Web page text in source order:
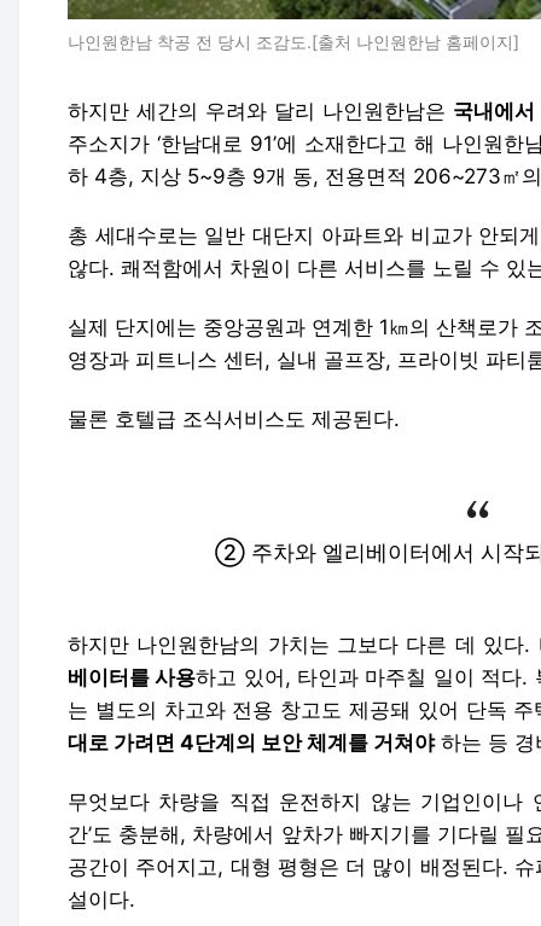
나인원한남 착공 전 당시 조감도.[출처 나인원한남 홈페이지]
하지만 세간의 우려와 달리 나인원한남은 국내에서
주소지가 ‘한남대로 91’에 소재한다고 해 나인원
하 4층, 지상 5~9층 9개 동, 전용면적 206~273㎡
총 세대수로는 일반 대단지 아파트와 비교가 안되
않다. 쾌적함에서 차원이 다른 서비스를 노릴 수 있
실제 단지에는 중앙공원과 연계한 1㎞의 산책로가
영장과 피트니스 센터, 실내 골프장, 프라이빗 파티
물론 호텔급 조식서비스도 제공된다.
② 주차와 엘리베이터에서 시작되
하지만 나인원한남의 가치는 그보다 다른 데 있다
베이터를 사용하고 있어, 타인과 마주칠 일이 적다.
는 별도의 차고와 전용 창고도 제공돼 있어 단독
대로 가려면 4단계의 보안 체계를 거쳐야하는 등 경
무엇보다 차량을 직접 운전하지 않는 기업인이나
간’도 충분해, 차량에서 앞차가 빠지기를 기다릴
공간이 주어지고, 대형 평형은 더 많이 배정된다.
설이다.